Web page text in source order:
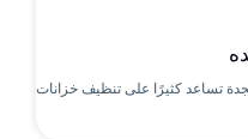
تساعد كثيرًا على تنظيف خزانات